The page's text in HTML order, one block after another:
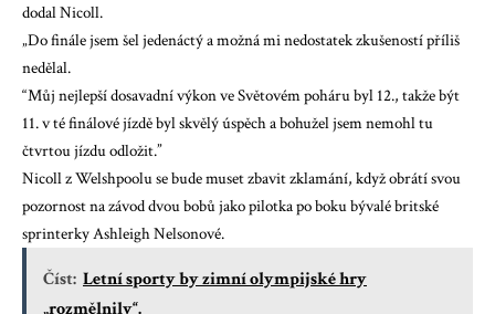
dodal Nicoll.
„Do finále jsem šel jedenáctý a možná mi nedostatek zkušeností příliš
nedělal.
“Můj nejlepší dosavadní výkon ve Světovém poháru byl 12., takže být
11. v té finálové jízdě byl skvělý úspěch a bohužel jsem nemohl tu
čtvrtou jízdu odložit.”
Nicoll z Welshpoolu se bude muset zbavit zklamání, když obrátí svou
pozornost na závod dvou bobů jako pilotka po boku bývalé britské
sprinterky Ashleigh Nelsonové.
Číst: Letní sporty by zimní olympijské hry
„rozmělnily“.